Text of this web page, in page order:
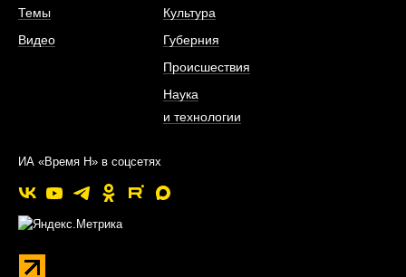
Темы
Видео
Культура
Губерния
Происшествия
Наука
и технологии
ИА «Время Н» в соцсетях